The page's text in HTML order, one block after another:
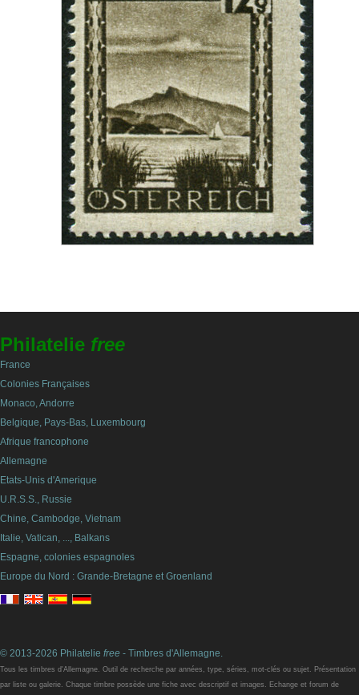
Philatelie free
France
Colonies Françaises
Monaco, Andorre
Belgique, Pays-Bas, Luxembourg
Afrique francophone
Allemagne
Etats-Unis d'Amerique
U.R.S.S., Russie
Chine, Cambodge, Vietnam
Italie, Vatican, ..., Balkans
Espagne, colonies espagnoles
Europe du Nord : Grande-Bretagne et Groenland
© 2013-2026 Philatelie free - Timbres d'Allemagne.
Tous les timbres d'Allemagne. Outil de recherche par années, type, séries, mot-clés ou sujet. Présentation
par liste ou galerie. Chaque timbre possède une fiche avec descriptif et images. Echange et forum de